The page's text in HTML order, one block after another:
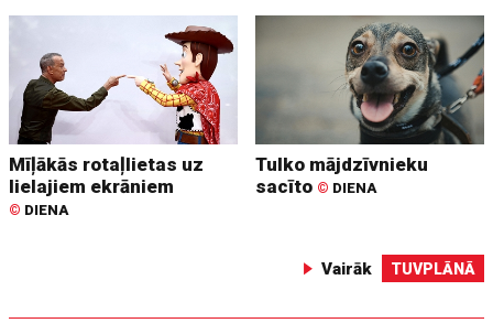
Mīļākās rotaļlietas uz
lielajiem ekrāniem
© DIENA
Tulko mājdzīvnieku
sacīto © DIENA
Vairāk TUVPLĀNĀ